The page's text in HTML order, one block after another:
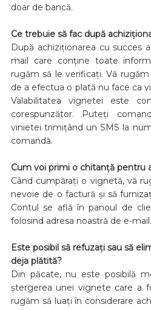
doar de bancă.
Ce trebuie să fac după
După achiziționarea cu succes
mail care conține toate
rugăm să le verificați. Vă
de a efectua o plată nu face ca
Valabilitatea vignetei este
corespunzător. Puteți
vinietei trimițând un SMS la
comandă.
Cum voi primi o chitanță pentru
Când cumpărați o vignetă, vă
nevoie de o factură și să
Contul se află în panoul de
folosind adresa noastră de e-mail.
Este posibil să refuzați sau să
deja plătită?
Din păcate, nu este posibilă
ștergerea unei vignete care a
rugăm să luați în considerare